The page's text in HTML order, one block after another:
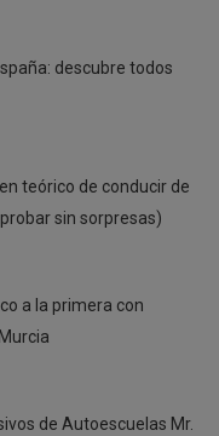
descubre todos
teórico de conducir de
sin sorpresas)
a la primera con
de Autoescuelas Mr.